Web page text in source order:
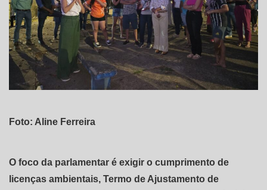
Foto: Aline Ferreira
O foco da parlamentar é exigir o cumprimento de
licenças ambientais, Termo de Ajustamento de